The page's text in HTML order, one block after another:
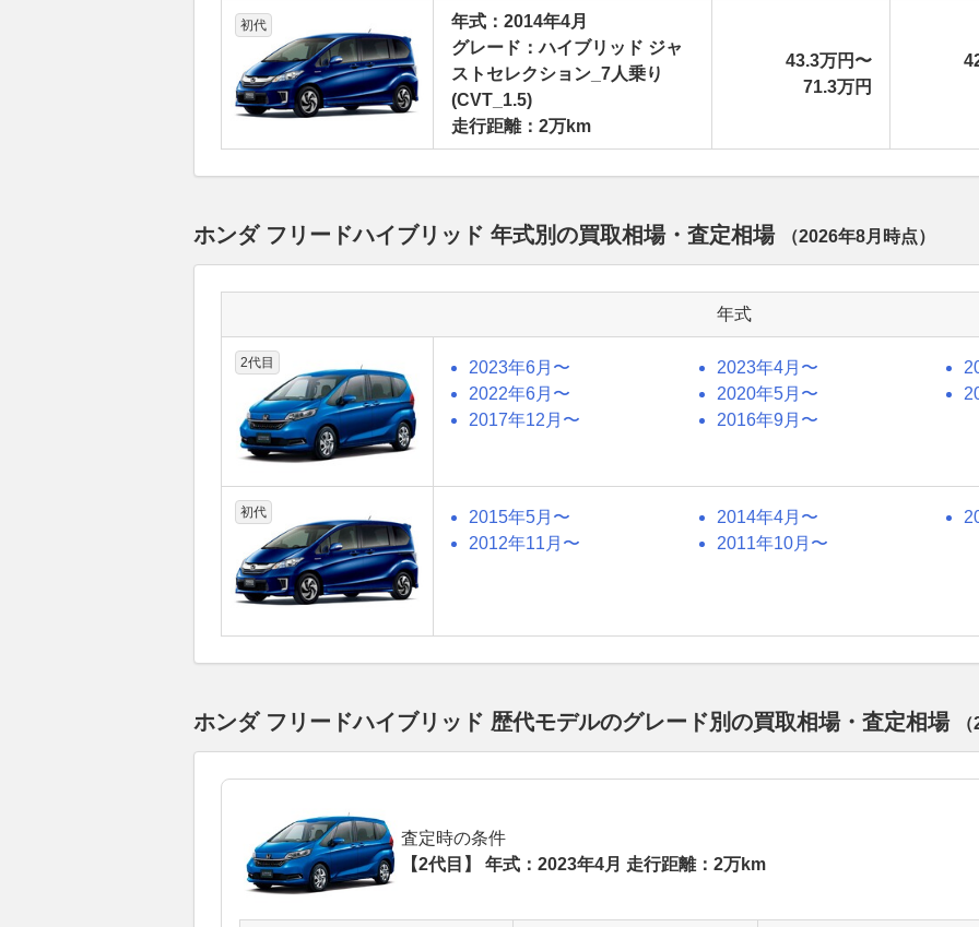
初代
年式：2014年4月
グレード：ハイブリッド ジャ
ストセレクション_7人乗り
(CVT_1.5)
走行距離：2万km
43.3万円〜
71.3万円
ホンダ フリードハイブリッド 年式別の買取相場・査定相場 （2026年8月 時点）
年式
2代目 2023年6月〜 2023年4月〜
2022年6月〜
2020年5月〜
2017年12月〜
2016年9月〜
初代 2015年5月〜 2014年4月〜
2012年11月〜
2011年10月〜
ホンダ フリードハイブリッド 歴代モデルのグレード別の買取相場・査定相場 （
査定時の条件
【2代目】 年式：2023年4月 走行距離：2万km